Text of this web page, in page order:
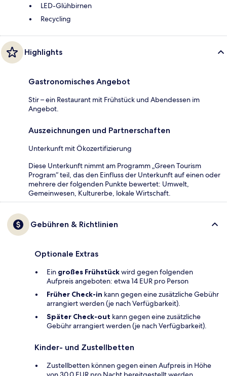
LED-Glühbirnen
Recycling
Highlights
Gastronomisches Angebot
Stir – ein Restaurant mit Frühstück und Abendessen im
Angebot.
Auszeichnungen und Partnerschaften
Unterkunft mit Ökozertifizierung
Diese Unterkunft nimmt am Programm „Green Tourism
Program“ teil, das den Einfluss der Unterkunft auf einen oder
mehrere der folgenden Punkte bewertet: Umwelt,
Gemeinwesen, Kulturerbe, lokale Wirtschaft.
Gebühren & Richtlinien
Optionale Extras
Ein großes Frühstückwird gegen folgenden
Aufpreis angeboten: etwa 14 EUR pro Person
Früher Check-in kann gegen eine zusätzliche Gebühr
arrangiert werden (je nach Verfügbarkeit).
Später Check-out kann gegen eine zusätzliche
Gebühr arrangiert werden (je nach Verfügbarkeit).
Kinder- und Zustellbetten
Zustellbetten können gegen einen Aufpreis in Höhe